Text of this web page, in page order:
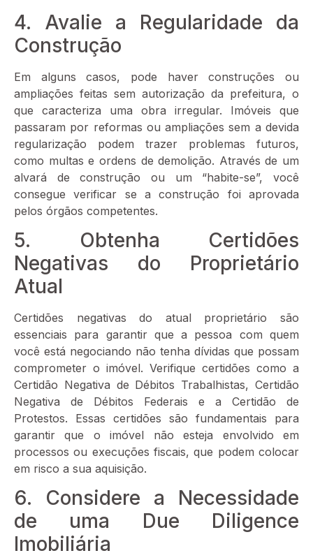
4. Avalie a Regularidade da
Construção
Em alguns casos, pode haver construções ou
ampliações feitas sem autorização da prefeitura, o
que caracteriza uma obra irregular. Imóveis que
passaram por reformas ou ampliações sem a devida
regularização podem trazer problemas futuros,
como multas e ordens de demolição. Através de um
alvará de construção ou um “habite-se”, você
consegue verificar se a construção foi aprovada
pelos órgãos competentes.
5. Obtenha Certidões
Negativas do Proprietário
Atual
Certidões negativas do atual proprietário são
essenciais para garantir que a pessoa com quem
você está negociando não tenha dívidas que possam
comprometer o imóvel. Verifique certidões como a
Certidão Negativa de Débitos Trabalhistas, Certidão
Negativa de Débitos Federais e a Certidão de
Protestos. Essas certidões são fundamentais para
garantir que o imóvel não esteja envolvido em
processos ou execuções fiscais, que podem colocar
em risco a sua aquisição.
6. Considere a Necessidade
de uma Due Diligence
Imobiliária